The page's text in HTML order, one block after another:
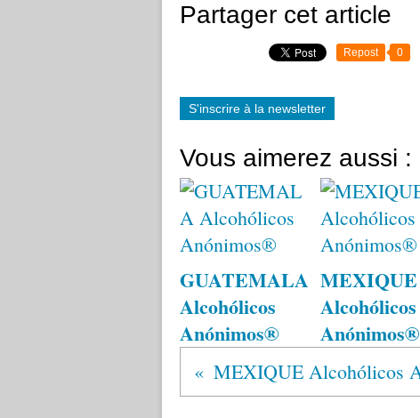
Partager cet article
Repost 0
S'inscrire à la newsletter
Vous aimerez aussi :
GUATEMALA
Alcohólicos
Anónimos®
MEXIQUE
Alcohólicos
Anónimos®